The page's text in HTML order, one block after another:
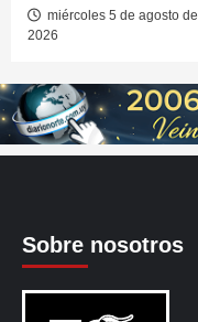
miércoles 5 de agosto de
2026
Sobre nosotros